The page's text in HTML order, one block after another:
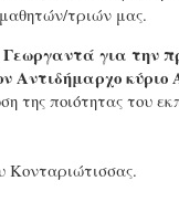
τριών μας.
για την
Αντιδήμαρχο κύριο
της ποιότητας του
Κονταριώτισσας.